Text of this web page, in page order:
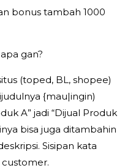
bonus tambah 1000
gan?
(toped, BL, shopee)
{mau|ingin)
A” jadi “Dijual Produk
bisa juga ditambahin
Sisipan kata